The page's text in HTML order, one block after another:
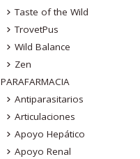
Taste of the Wild
TrovetPus
Wild Balance
Zen
PARAFARMACIA
Antiparasitarios
Articulaciones
Apoyo Hepático
Apoyo Renal